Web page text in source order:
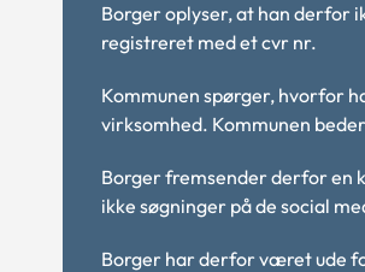
Borger oplyser, at han derfor
registreret med et cvr nr.
Kommunen spørger, hvorfor
virksomhed. Kommunen
Borger fremsender derfor en
ikke søgninger på de social
Borger har derfor været ude